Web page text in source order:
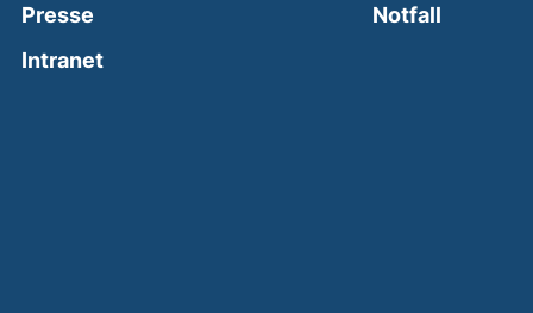
Presse
Intranet(external link, opens in a new window)
Notfall